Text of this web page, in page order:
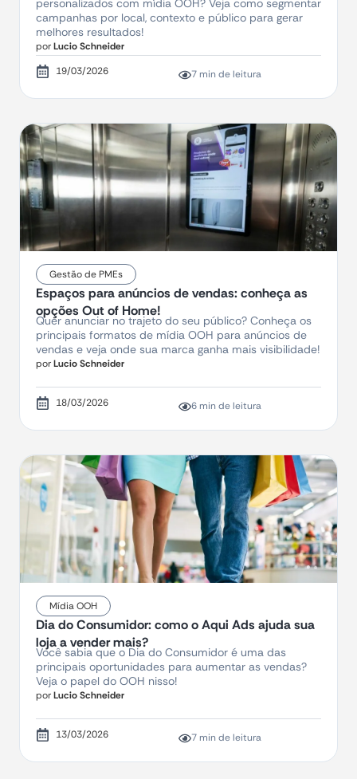
personalizados com mídia OOH? Veja como segmentar
campanhas por local, contexto e público para gerar
melhores resultados!
porLucio Schneider
19/03/2026
7 min de leitura
Gestão de PMEs
Espaços para anúncios de vendas: conheça as
opções Out of Home!
Quer anunciar no trajeto do seu público? Conheça os
principais formatos de mídia OOH para anúncios de
vendas e veja onde sua marca ganha mais visibilidade!
porLucio Schneider
18/03/2026 6 min de leitura
Mídia OOH
Dia do Consumidor: como o Aqui Ads ajuda sua
loja a vender mais?
Você sabia que o Dia do Consumidor é uma das
principais oportunidades para aumentar as vendas?
Veja o papel do OOH nisso!
porLucio Schneider
13/03/2026 7 min de leitura